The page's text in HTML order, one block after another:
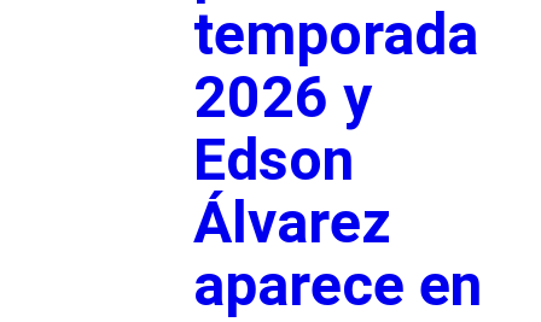
temporada
2026 y
Edson
Álvarez
aparece en